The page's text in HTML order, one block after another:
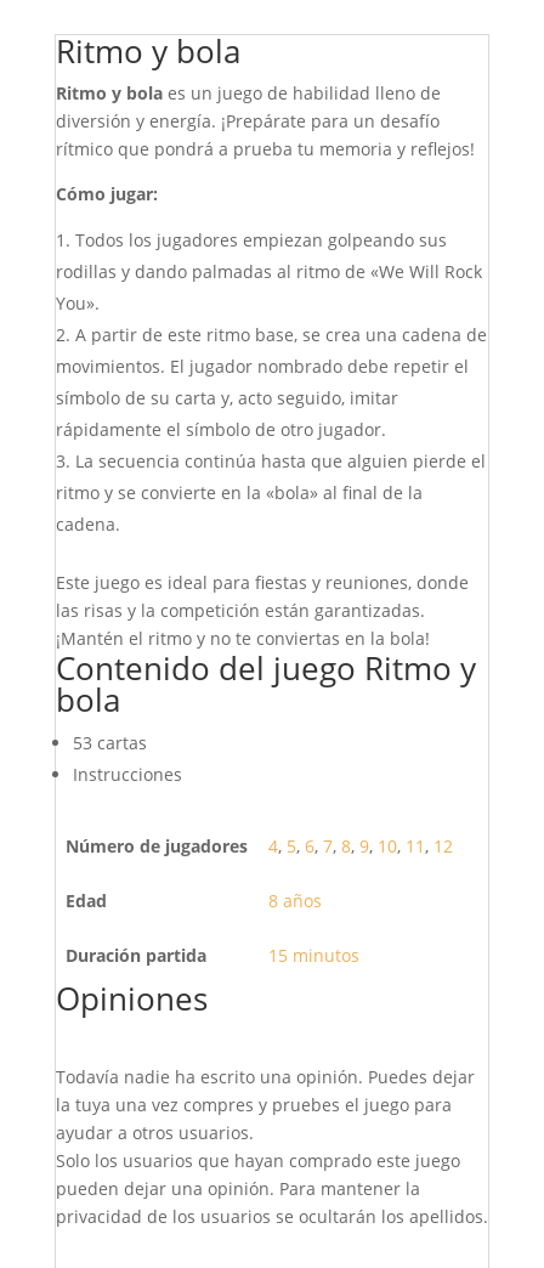
Ritmo y bola
Ritmo y bolaes un juego de habilidad lleno de
diversión y energía. ¡Prepárate para un desafío
rítmico que pondrá a prueba tu memoria y reflejos!
Cómo jugar:
Todos los jugadores empiezan golpeando sus
rodillas y dando palmadas al ritmo de «We Will Rock
You».
A partir de este ritmo base, se crea una cadena de
movimientos. El jugador nombrado debe repetir el
símbolo de su carta y, acto seguido, imitar
rápidamente el símbolo de otro jugador.
La secuencia continúa hasta que alguien pierde el
ritmo y se convierte en la «bola» al final de la
cadena.
Este juego es ideal para fiestas y reuniones, donde
las risas y la competición están garantizadas.
¡Mantén el ritmo y no te conviertas en la bola!
Contenido del juego Ritmo y
bola
53 cartas
Instrucciones
Número de jugadores 4, 5, 6, 7, 8, 9, 10, 11, 12
Edad 8 años
Duración partida 15 minutos
Opiniones
Todavía nadie ha escrito una opinión. Puedes dejar
la tuya una vez compres y pruebes el juego para
ayudar a otros usuarios.
Solo los usuarios que hayan comprado este juego
pueden dejar una opinión. Para mantener la
privacidad de los usuarios se ocultarán los apellidos.